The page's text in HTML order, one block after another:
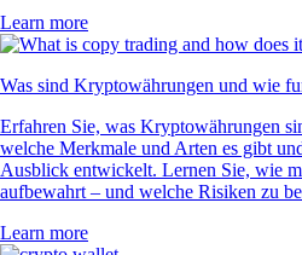
Learn more
Was sind Kryptowährungen und wie
Erfahren Sie, was Kryptowährungen
welche Merkmale und Arten es gibt
Ausblick entwickelt. Lernen Sie, wie
aufbewahrt – und welche Risiken zu
Learn more